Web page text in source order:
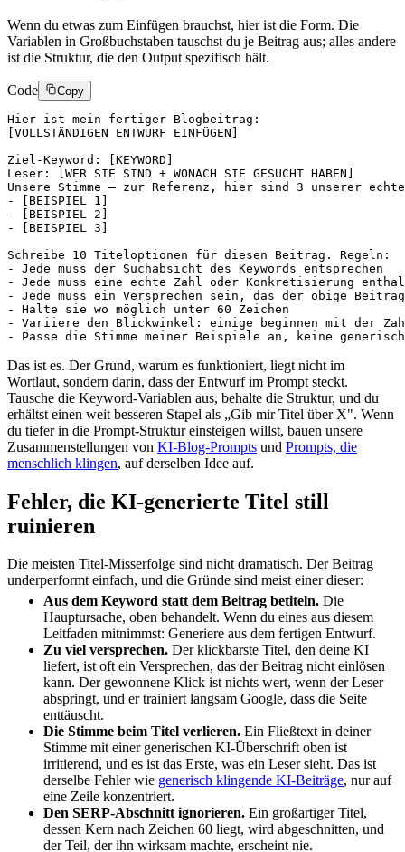
Wenn du etwas zum Einfügen brauchst, hier ist die Form. Die
Variablen in Großbuchstaben tauschst du je Beitrag aus; alles andere
ist die Struktur, die den Output spezifisch hält.
Code Copy
Hier ist mein fertiger Blogbeitrag:
[VOLLSTÄNDIGEN ENTWURF EINFÜGEN]
Ziel-Keyword: [KEYWORD]
Leser: [WER SIE SIND + WONACH SIE GESUCHT HABEN]
Unsere Stimme – zur Referenz, hier sind 3 unserer
- [BEISPIEL 1]
- [BEISPIEL 2]
- [BEISPIEL 3]
Schreibe 10 Titeloptionen für diesen Beitrag. Regeln:
- Jede muss der Suchabsicht des Keywords entsprechen
- Jede muss eine echte Zahl oder Konkretisierung
- Jede muss ein Versprechen sein, das der obige
- Halte sie wo möglich unter 60 Zeichen
- Variiere den Blickwinkel: einige beginnen mit der
Das ist es. Der Grund, warum es funktioniert, liegt nicht im
Wortlaut, sondern darin, dass der Entwurf im Prompt steckt.
Tausche die Keyword-Variablen aus, behalte die Struktur, und du
erhältst einen weit besseren Stapel als „Gib mir Titel über X". Wenn
du tiefer in die Prompt-Struktur einsteigen willst, bauen unsere
Zusammenstellungen von KI-Blog-Prompts und Prompts, die
menschlich klingen, auf derselben Idee auf.
Fehler, die KI-generierte Titel still
ruinieren
Die meisten Titel-Misserfolge sind nicht dramatisch. Der Beitrag
underperformt einfach, und die Gründe sind meist einer dieser:
Aus dem Keyword statt dem Beitrag betiteln. Die
Hauptursache, oben behandelt. Wenn du eines aus diesem
Leitfaden mitnimmst: Generiere aus dem fertigen Entwurf.
Zu viel versprechen. Der klickbarste Titel, den deine KI
liefert, ist oft ein Versprechen, das der Beitrag nicht einlösen
kann. Der gewonnene Klick ist nichts wert, wenn der Leser
abspringt, und er trainiert langsam Google, dass die Seite
enttäuscht.
Die Stimme beim Titel verlieren. Ein Fließtext in deiner
Stimme mit einer generischen KI-Überschrift oben ist
irritierend, und es ist das Erste, was ein Leser sieht. Das ist
derselbe Fehler wie generisch klingende KI-Beiträge, nur auf
eine Zeile konzentriert.
Den SERP-Abschnitt ignorieren. Ein großartiger Titel,
dessen Kern nach Zeichen 60 liegt, wird abgeschnitten, und
der Teil, der ihn wirksam machte, erscheint nie.